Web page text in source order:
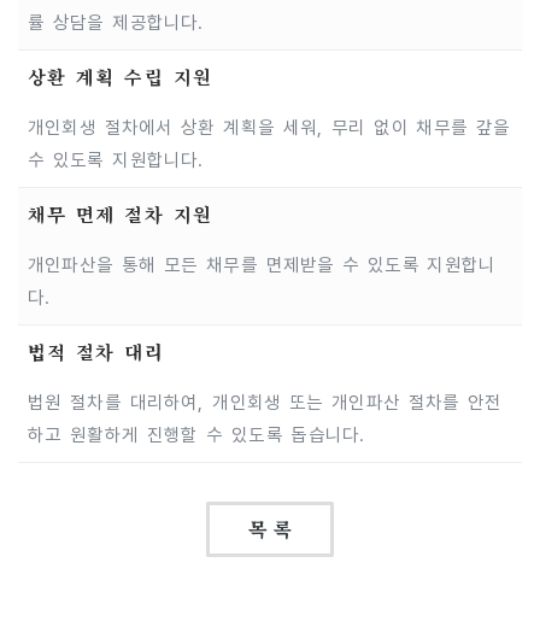
률 상담을 제공합니다.
상환 계획 수립 지원
개인회생 절차에서 상환 계획을 세워, 무리 없이 채무를 갚을
수 있도록 지원합니다.
채무 면제 절차 지원
개인파산을 통해 모든 채무를 면제받을 수 있도록 지원합니
다.
법적 절차 대리
법원 절차를 대리하여, 개인회생 또는 개인파산 절차를 안전
하고 원활하게 진행할 수 있도록 돕습니다.
목 록